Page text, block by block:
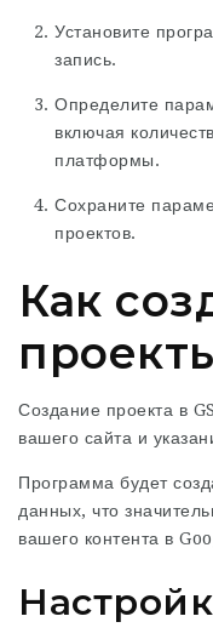
Установите
запись.
Определите
включая
платформы.
Сохраните
проектов.
Как
Создание проекта в
вашего сайта и
Программа будет
данных, что
вашего контента в